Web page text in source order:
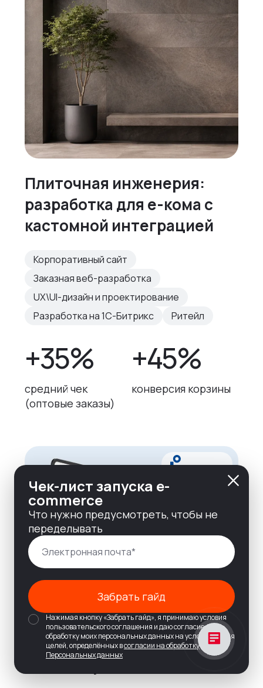
Плиточная инженерия:
разработка для е-кома с
кастомной интеграцией
Корпоративный сайт
Заказная веб-разработка
UX\UI-дизайн и проектирование
Разработка на 1С-Битрикс
Ритейл
+35%
средний чек
(оптовые заказы)
+45%
конверсия корзины
Сайт современного банка
Чек-лист запуска e-
commerce
Что нужно предусмотреть, чтобы не
переделывать
Забрать гайд
Нажимая кнопку «Забрать гайд», я принимаю условия
пользовательского соглашения и даю согласие на
обработку моих персональных данных на условиях и для
целей, определённых всогласии на обработку
Персональных данных